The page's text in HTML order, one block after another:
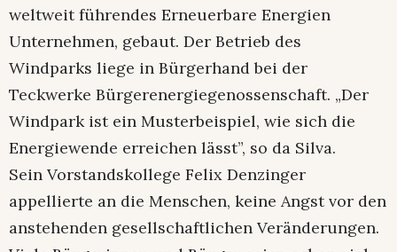
weltweit führendes Erneuerbare Energien
Unternehmen, gebaut. Der Betrieb des
Windparks liege in Bürgerhand bei der
Teckwerke Bürgerenergiegenossenschaft. „Der
Windpark ist ein Musterbeispiel, wie sich die
Energiewende erreichen lässt”, so da Silva.
Sein Vorstandskollege Felix Denzinger
appellierte an die Menschen, keine Angst vor den
anstehenden gesellschaftlichen Veränderungen.